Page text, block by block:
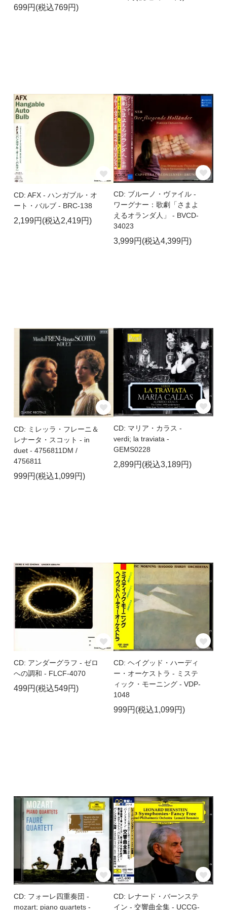
699円(税込769円)
CD: AFX - ハンガブル・オ
ート・バルブ - BRC-138
2,199円(税込2,419円)
CD: ブルーノ・ヴァイル -
ワーグナー：歌劇「さまよ
えるオランダ人」 - BVCD-
34023
3,999円(税込4,399円)
CD: ミレッラ・フレーニ＆
レナータ・スコット - in
duet - 4756811DM /
4756811
999円(税込1,099円)
CD: マリア・カラス -
verdi; la traviata -
GEMS0228
2,899円(税込3,189円)
CD: アンダーグラフ - ゼロ
への調和 - FLCF-4070
499円(税込549円)
CD: ヘイグッド・ハーディ
ー・オーケストラ - ミステ
ィック・モーニング - VDP-
1048
999円(税込1,099円)
CD: フォーレ四重奏団 -
mozart; piano quartets -
CD: レナード・バーンステ
イン - 交響曲全集 - UCCG-